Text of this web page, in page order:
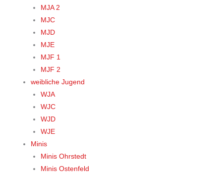
MJA 2
MJC
MJD
MJE
MJF 1
MJF 2
weibliche Jugend
WJA
WJC
WJD
WJE
Minis
Minis Ohrstedt
Minis Ostenfeld